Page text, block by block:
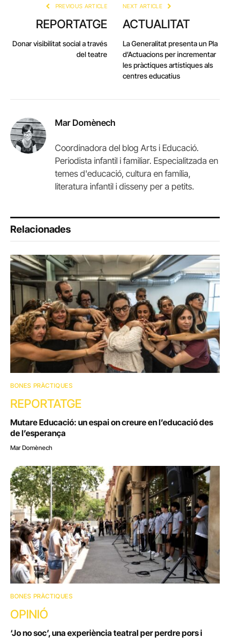
PREVIOUS ARTICLE
REPORTATGE
Donar visibilitat social a través
del teatre
NEXT ARTICLE
ACTUALITAT
La Generalitat presenta un Pla
d’Actuacions per incrementar
les pràctiques artístiques als
centres educatius
Mar Domènech
Coordinadora del blog Arts i Educació.
Periodista infantil i familiar. Especialitzada en
temes d'educació, cultura en família,
literatura infantil i disseny per a petits.
Relacionades
BONES PRÀCTIQUES
REPORTATGE
Mutare Educació: un espai on creure en l’educació des
de l’esperança
Mar Domènech
BONES PRÀCTIQUES
OPINIÓ
‘Jo no soc’, una experiència teatral per perdre pors i